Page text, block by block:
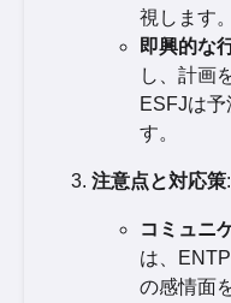
視します。
即興的な
し、計画
ESFJは
す。
注意点と対応策:
コミュニ
は、
の感情面